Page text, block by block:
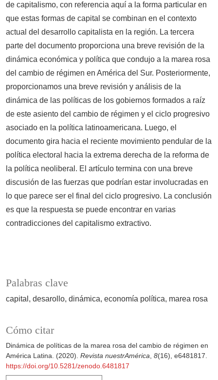
Palabras clave
capital desarollo dinámica economía política marea rosa
Cómo citar
Dinámica de políticas de la marea rosa del cambio de régimen en
América Latina. (2020). Revista nuestrAmérica 8(16), e6481817.
https://doi.org/10.5281/zenodo.6481817
de capitalismo, con referencia aquí a la forma particular en
que estas formas de capital se combinan en el contexto
actual del desarrollo capitalista en la región. La tercera
parte del documento proporciona una breve revisión de la
dinámica económica y política que condujo a la marea rosa
del cambio de régimen en América del Sur. Posteriormente,
proporcionamos una breve revisión y análisis de la
dinámica de las políticas de los gobiernos formados a raíz
de este asiento del cambio de régimen y el ciclo progresivo
asociado en la política latinoamericana. Luego, el
documento gira hacia el reciente movimiento pendular de la
política electoral hacia la extrema derecha de la reforma de
la política neoliberal. El artículo termina con una breve
discusión de las fuerzas que podrían estar involucradas en
lo que parece ser el final del ciclo progresivo. La conclusión
es que la respuesta se puede encontrar en varias
contradicciones del capitalismo extractivo.